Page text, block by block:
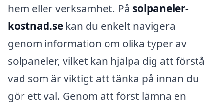
hem eller verksamhet. På solpaneler-
kostnad.se kan du enkelt navigera
genom information om olika typer av
solpaneler, vilket kan hjälpa dig att förstå
vad som är viktigt att tänka på innan du
gör ett val. Genom att först lämna en